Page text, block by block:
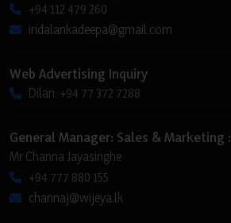
+94 112 479 260
iridalankadeepa@gmail.com
Web Advertising Inquiry
Dilan: +94 77 372 7288
General Manager: Sales & Marketing :
Mr Channa Jayasinghe
+94 777 880 155
channaj@wijeya.lk